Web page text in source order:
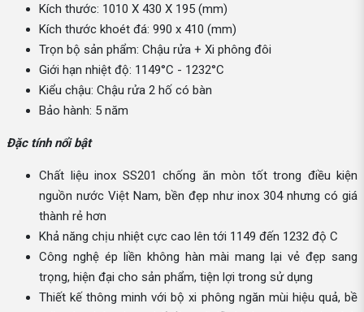
Kích thước: 1010 X 430 X 195 (mm)
Kích thước khoét đá: 990 x 410 (mm)
Trọn bộ sản phẩm: Chậu rửa + Xi phông đôi
Giới hạn nhiệt độ: 1149°C - 1232°C
Kiểu chậu: Chậu rửa 2 hố có bàn
Bảo hành: 5 năm
Đặc tính nổi bật
Chất liệu inox SS201 chống ăn mòn tốt trong điều kiện
nguồn nước Việt Nam, bền đẹp như inox 304 nhưng có giá
thành rẻ hơn
Khả năng chịu nhiệt cực cao lên tới 1149 đến 1232 độ C
Công nghệ ép liền không hàn mài mang lại vẻ đẹp sang
trọng, hiện đại cho sản phẩm, tiện lợi trong sử dụng
Thiết kế thông minh với bộ xi phông ngăn mùi hiệu quả, bề